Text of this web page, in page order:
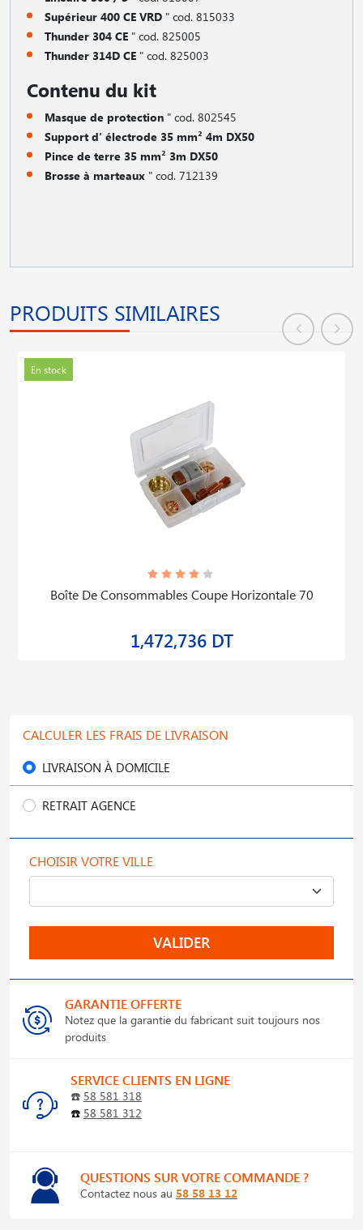
Supérieur 400 CE VRD " cod. 815033
Thunder 304 CE " cod. 825005
Thunder 314D CE " cod. 825003
Contenu du kit
Masque de protection " cod. 802545
Support d′ électrode 35 mm² 4m DX50
Pince de terre 35 mm² 3m DX50
Brosse à marteaux " cod. 712139
PRODUITS SIMILAIRES
En stock
Boîte De Consommables Coupe Horizontale 70
1,472,736 DT
CALCULER LES FRAIS DE LIVRAISON
LIVRAISON À DOMICILE
RETRAIT AGENCE
CHOISIR VOTRE VILLE
VALIDER
GARANTIE OFFERTE
Notez que la garantie du fabricant suit toujours nos
produits
SERVICE CLIENTS EN LIGNE
☎️ 58 581 318
☎️ 58 581 312
QUESTIONS SUR VOTRE COMMANDE ?
Contactez nous au 58 58 13 12